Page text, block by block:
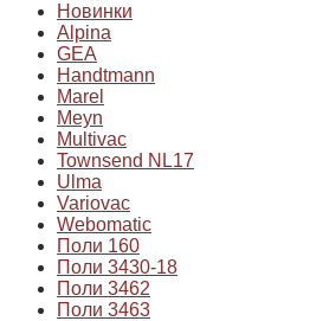
Новинки
Alpina
GEA
Handtmann
Marel
Meyn
Multivac
Townsend NL17
Ulma
Variovac
Webomatic
Поли 160
Поли 3430-18
Поли 3462
Поли 3463